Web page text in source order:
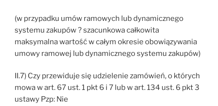
(w przypadku umów ramowych lub dynamicznego
systemu zakupów ? szacunkowa całkowita
maksymalna wartość w całym okresie obowiązywania
umowy ramowej lub dynamicznego systemu zakupów)
II.7) Czy przewiduje się udzielenie zamówień, o których
mowa w art. 67 ust. 1 pkt 6 i 7 lub w art. 134 ust. 6 pkt 3
ustawy Pzp: Nie